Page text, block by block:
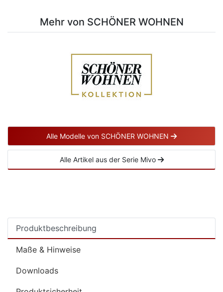
Mehr von SCHÖNER WOHNEN
Alle Modelle von SCHÖNER WOHNEN
Alle Artikel aus der Serie Mivo
Produktbeschreibung
Maße & Hinweise
Downloads